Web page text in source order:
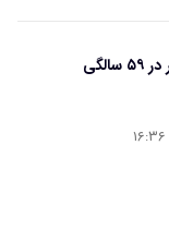
خواننده مشهور در ۵۹ سالگی